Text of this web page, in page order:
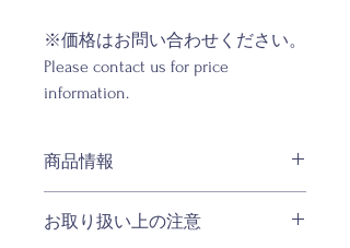
※価格はお問い合わせください。
Please contact us for price
information.
商品情報
銀製
お取り扱い上の注意